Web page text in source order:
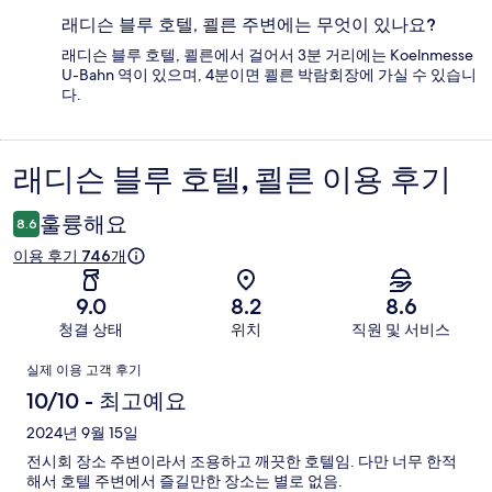
래디슨 블루 호텔, 쾰른 주변에는 무엇이 있나요?
래디슨 블루 호텔, 쾰른에서 걸어서 3분 거리에는 Koelnmesse
U-Bahn 역이 있으며, 4분이면 쾰른 박람회장에 가실 수 있습니
다.
이
용
후
래디슨 블루 호텔, 쾰른 이용 후기
8.6 훌륭해요
이용 후기 746개
9.0
청결 상태
8.2
위치
8.6
직원 및 서비스
이
용
후
기
실제 이용 고객 후기
10/10 - 최고예요
2024년 9월 15일
전시회 장소 주변이라서 조용하고 깨끗한 호텔임. 다만 너무 한적
해서 호텔 주변에서 즐길만한 장소는 별로 없음.